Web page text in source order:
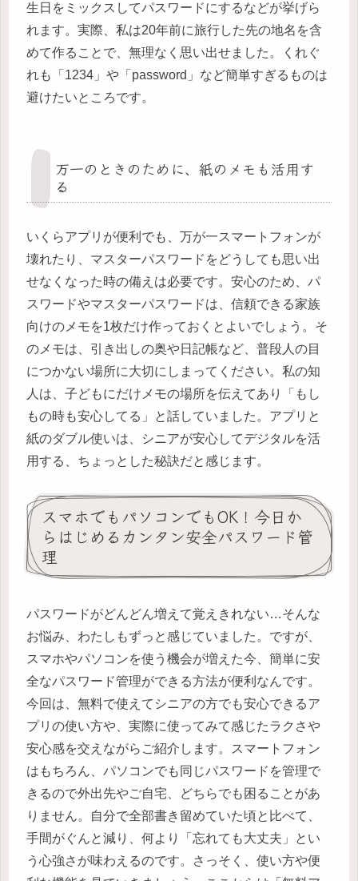
生日をミックスしてパスワードにするなどが挙げら
れます。実際、私は20年前に旅行した先の地名を含
めて作ることで、無理なく思い出せました。くれぐ
れも「1234」や「password」など簡単すぎるものは
避けたいところです。
万一のときのために、紙のメモも活用す
る
いくらアプリが便利でも、万が一スマートフォンが
壊れたり、マスターパスワードをどうしても思い出
せなくなった時の備えは必要です。安心のため、パ
スワードやマスターパスワードは、信頼できる家族
向けのメモを1枚だけ作っておくとよいでしょう。そ
のメモは、引き出しの奥や日記帳など、普段人の目
につかない場所に大切にしまってください。私の知
人は、子どもにだけメモの場所を伝えてあり「もし
もの時も安心してる」と話していました。アプリと
紙のダブル使いは、シニアが安心してデジタルを活
用する、ちょっとした秘訣だと感じます。
スマホでもパソコンでもOK！今日か
らはじめるカンタン安全パスワード管
理
パスワードがどんどん増えて覚えきれない…そんな
お悩み、わたしもずっと感じていました。ですが、
スマホやパソコンを使う機会が増えた今、簡単に安
全なパスワード管理ができる方法が便利なんです。
今回は、無料で使えてシニアの方でも安心できるア
プリの使い方や、実際に使ってみて感じたラクさや
安心感を交えながらご紹介します。スマートフォン
はもちろん、パソコンでも同じパスワードを管理で
きるので外出先やご自宅、どちらでも困ることがあ
りません。自分で全部書き留めていた頃と比べて、
手間がぐんと減り、何より「忘れても大丈夫」とい
う心強さが味わえるのです。さっそく、使い方や便